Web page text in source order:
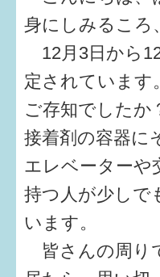
身にしみるころ
12月3日から
定されています
ご存知でしたか
接着剤の容器に
エレベーターや
持つ人が少しで
います。
皆さんの周り
子育てカレンダ
妊娠
出産〜3か月
3か月〜6か月
6か月〜1歳
1歳〜3歳